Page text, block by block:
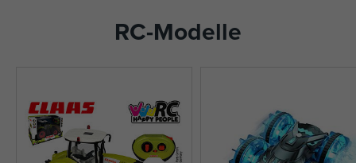
RC-Modelle